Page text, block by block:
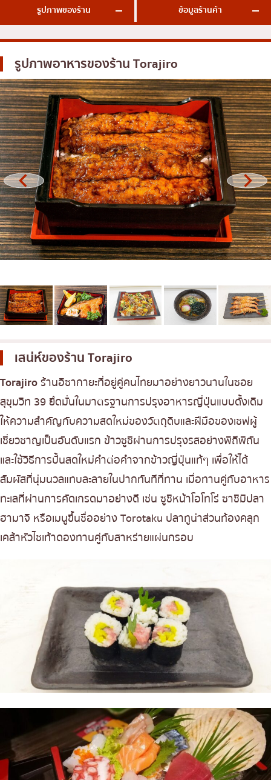
ด้ง (ข้าวหน้าต่างๆ)
บุฟเฟต์
มิชลิน
สเต็ก
ของทอดเสียบไม้
หม้อไฟญี่ปุ่น
ของย่างเสียบไม้/เครื่องในย่าง
ร้านอาหารญี่ปุ่นแบบดั้งเดิม
ทาโกะยากิ
โอเด้ง/เมนูตุ๋นสไตล์ญี่ปุ่น
เบนโตะ/บริการส่งอาหารญี่ปุ่น
ชิดลม
บางนา
นานา
อุดมสุข
ศรีราชา
ไอคอนสยาม
เซ็นทรัลเวิลด์
นนทบุรี
เชียงใหม่
ลาดพร้าว
สมุทรปราการ
ปทุมธานี
ภูเก็ต
พัทยา
พระราม4
อื่นๆ
รูปภาพของร้าน ข้อมูลร้านค้า
รูปภาพอาหารของร้านTorajiro
เสน่ห์ของร้านTorajiro
Torajiroร้านอิซากายะที่อยู่คู่คนไทยมาอย่างยาวนานในซอย
สุขุมวิท 39 ยึดมั่นในมาตรฐานการปรุงอาหารญี่ปุ่นแบบดั้งเดิม
ให้ความสำคัญกับความสดใหม่ของวัตถุดิบและฝีมือของเชฟผู้
เชี่ยวชาญเป็นอันดับแรก ข้าวซูชิผ่านการปรุงรสอย่างพิถีพิถัน
และใช้วิธีการปั้นสดใหม่คำต่อคำจากข้าวญี่ปุ่นแท้ๆ เพื่อให้ได้
สัมผัสที่นุ่มนวลแทบละลายในปากทันทีที่ทาน เมื่อทานคู่กับอาหาร
ทะเลที่ผ่านการคัดเกรดมาอย่างดี เช่น ซูชิหน้าโอโทโร่ ซาชิมิปลา
ฮามาจิ หรือเมนูขึ้นชื่ออย่าง Torotaku ปลาทูน่าส่วนท้องคลุก
เคล้าหัวไชเท้าดองทานคู่กับสาหร่ายแผ่นกรอบ